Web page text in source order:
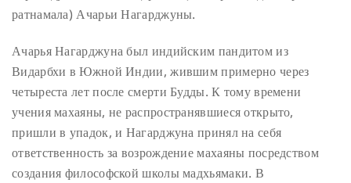
ратнамала) Ачарьи Нагарджуны.
Ачарья Нагарджуна был индийским пандитом из
Видарбхи в Южной Индии, жившим примерно через
четыреста лет после смерти Будды. К тому времени
учения махаяны, не распространявшиеся открыто,
пришли в упадок, и Нагарджуна принял на себя
ответственность за возрождение махаяны посредством
создания философской школы мадхьямаки. В